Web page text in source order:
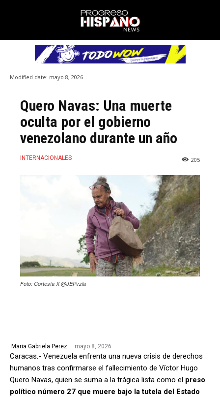
Modified date: mayo 8, 2026
Quero Navas: Una muerte
oculta por el gobierno
venezolano durante un año
INTERNACIONALES 205
Foto: Cortesía X @JEPvzla
Maria Gabriela Perez mayo 8, 2026
Caracas.- Venezuela enfrenta una nueva crisis de derechos
humanos tras confirmarse el fallecimiento de Víctor Hugo
Quero Navas, quien se suma a la trágica lista como el preso
político número 27 que muere bajo la tutela del Estado